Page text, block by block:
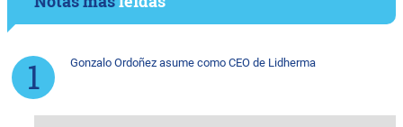
Gonzalo Ordoñez asume como CEO de Lidherma